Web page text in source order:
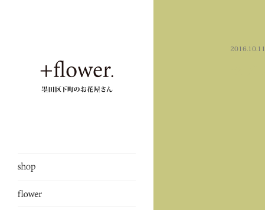
2016.10.11